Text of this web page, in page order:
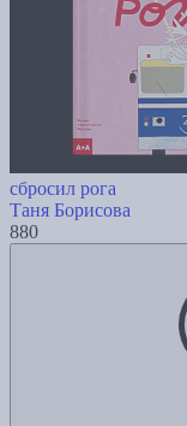
сбросил рога
Таня Борисова
880